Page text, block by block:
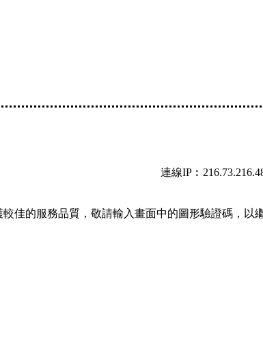
連線
佳的服務品質，敬請輸入畫面中的圖形驗證碼，以